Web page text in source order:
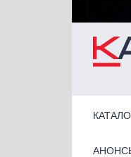
Primary